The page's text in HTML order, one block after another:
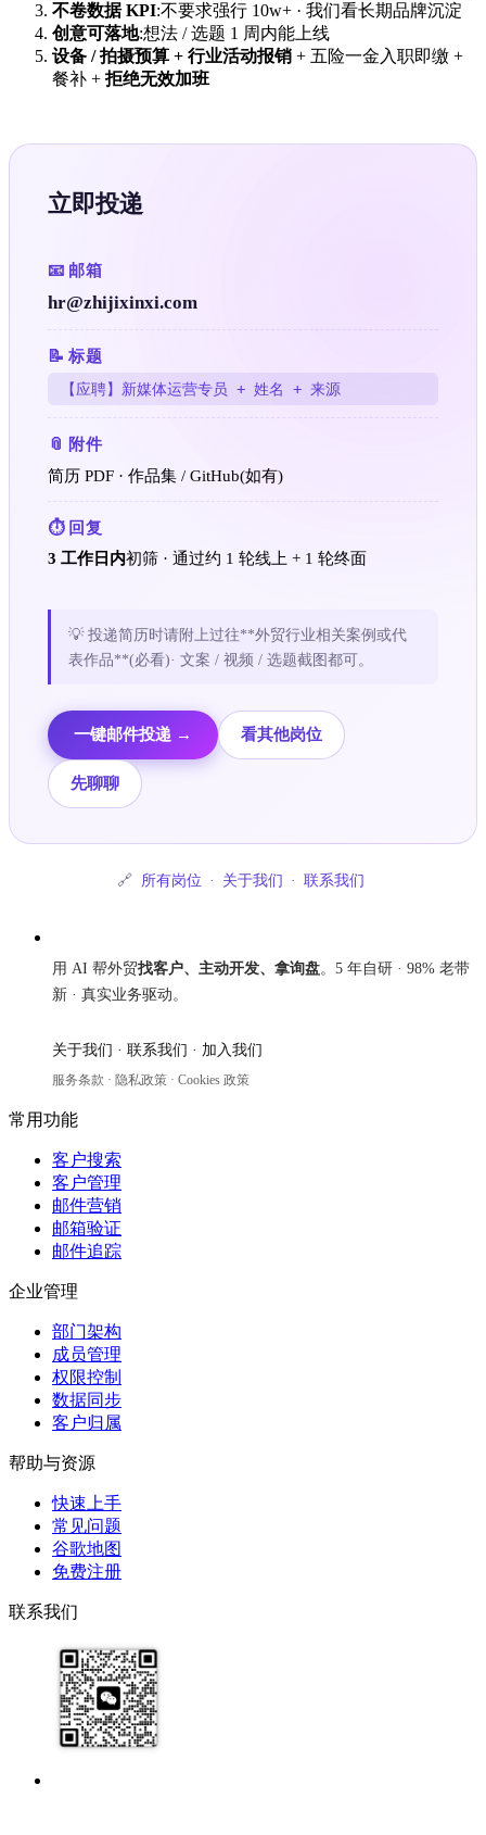
不卷数据 KPI:不要求强行 10w+ · 我们看长期品牌沉淀
创意可落地:想法 / 选题 1 周内能上线
设备 / 拍摄预算 + 行业活动报销 + 五险一金入职即缴 +
餐补 + 拒绝无效加班
立即投递
📧 邮箱
hr@zhijixinxi.com
📝 标题
【应聘】新媒体运营专员 + 姓名 + 来源
📎 附件
简历 PDF · 作品集 / GitHub(如有)
⏱ 回复
3 工作日内初筛 · 通过约 1 轮线上 + 1 轮终面
💡 投递简历时请附上过往**外贸行业相关案例或代
表作品**(必看)· 文案 / 视频 / 选题截图都可。
一键邮件投递 → 看其他岗位
先聊聊
🔗 所有岗位 · 关于我们 · 联系我们
用 AI 帮外贸找客户、主动开发、拿询盘。5 年自研 · 98% 老带
新 · 真实业务驱动。
关于我们 · 联系我们 · 加入我们
服务条款 · 隐私政策 · Cookies 政策
常用功能
客户搜索
客户管理
邮件营销
邮箱验证
邮件追踪
企业管理
部门架构
成员管理
权限控制
数据同步
客户归属
帮助与资源
快速上手
常见问题
谷歌地图
免费注册
联系我们